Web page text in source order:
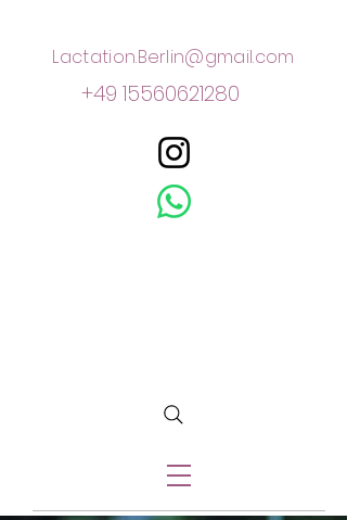
Lactation.Berlin@gmail.com
+49 15560621280